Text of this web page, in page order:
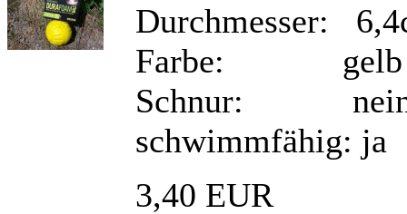
Durchmesser:
Farbe: gelb
Schnur:
schwimmfähig: ja
3,40 EUR